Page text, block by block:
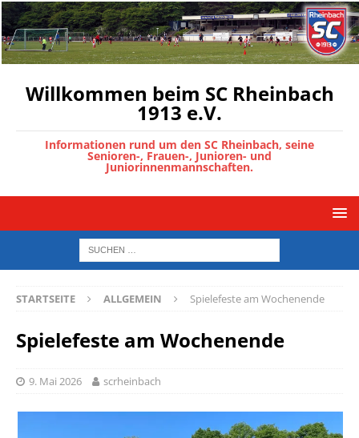
Willkommen beim SC Rheinbach
1913 e.V.
Informationen rund um den SC Rheinbach, seine
Senioren-, Frauen-, Junioren- und
Juniorinnenmannschaften.
STARTSEITE ALLGEMEIN Spielefeste am Wochenende
Spielefeste am Wochenende
9. Mai 2026 scrheinbach